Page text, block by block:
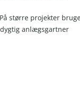
større projekter
anlægsgartner